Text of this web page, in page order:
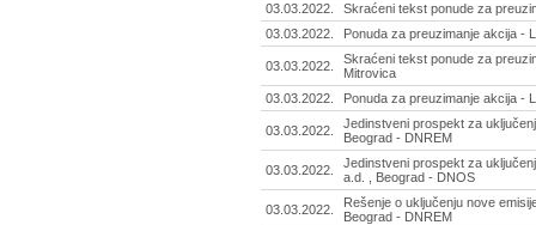
03.03.2022.
Skraćeni tekst ponude za
03.03.2022.
Ponuda za preuzimanje akcija -
03.03.2022.
Skraćeni tekst ponude za
Mitrovica
03.03.2022.
Ponuda za preuzimanje akcija -
03.03.2022.
Jedinstveni prospekt za
Beograd - DNREM
03.03.2022.
Jedinstveni prospekt za
a.d. , Beograd - DNOS
03.03.2022.
Rešenje o uključenju nove
Beograd - DNREM